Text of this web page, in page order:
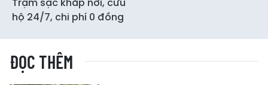
hộ 24/7, chi phí 0 đồng
ĐỌC THÊM